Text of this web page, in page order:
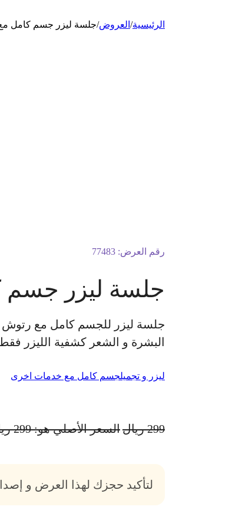
الرئيسية/ العروض/جلسة ليزر جسم كامل
رقم العرض:77483
جلسة ليزر جسم
جلسة ليزر للجسم كامل مع رتوش
البشرة و الشعر كشفية الليزر
ليزر و تجميلجسم كامل مع خدمات اخرى
299 ريالالسعر الأصلي هو: 299 ريال.
لتأكيد حجزك لهذا العرض و